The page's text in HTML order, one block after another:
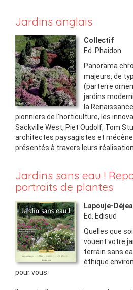
Jardins anglais
Collectif
Ed.
Phaidon
Panorama
majeurs, de
(parterre
jardins
la
pionniers de l'horticulture, les
Sackville West, Piet Oudolf, Tom
architectes paysagistes et
présentés à travers leurs
Jardins sans eau !
portraits de plantes
Lapouje-
Ed.
Edisud
Quelles que
vouent votre
terrain sans
éthique
pour vous.